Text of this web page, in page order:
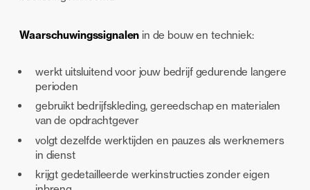
Waarschuwingssignalen in de bouw en techniek:
werkt uitsluitend voor jouw bedrijf gedurende langere
perioden
gebruikt bedrijfskleding, gereedschap en materialen
van de opdrachtgever
volgt dezelfde werktijden en pauzes als werknemers
in dienst
krijgt gedetailleerde werkinstructies zonder eigen